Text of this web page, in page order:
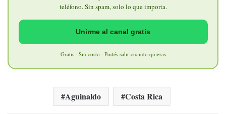
teléfono. Sin spam, solo lo que importa.
Unirme al canal gratis
Gratis · Sin costo · Podés salir cuando quieras
Aguinaldo Costa Rica